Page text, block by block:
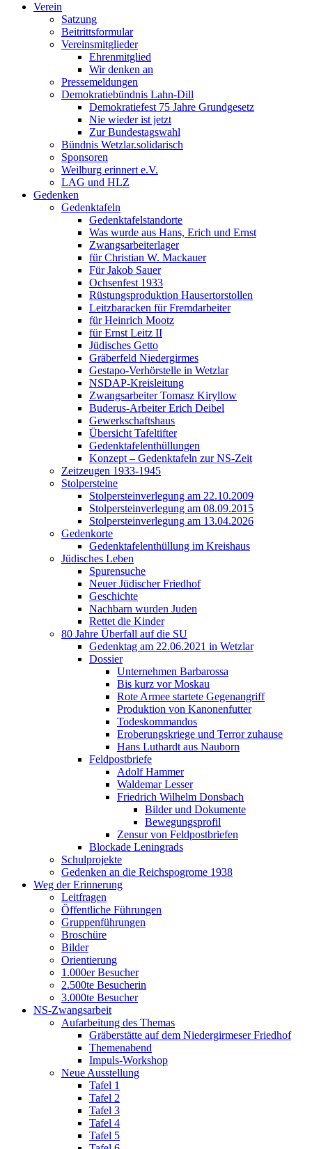
Verein
Satzung
Beitrittsformular
Vereinsmitglieder
Ehrenmitglied
Wir denken an
Pressemeldungen
Demokratiebündnis Lahn-Dill
Demokratiefest 75 Jahre Grundgesetz
Nie wieder ist jetzt
Zur Bundestagswahl
Bündnis Wetzlar.solidarisch
Sponsoren
Weilburg erinnert e.V.
LAG und HLZ
Gedenken
Gedenktafeln
Gedenktafelstandorte
Was wurde aus Hans, Erich und Ernst
Zwangsarbeiterlager
für Christian W. Mackauer
Für Jakob Sauer
Ochsenfest 1933
Rüstungsproduktion Hausertorstollen
Leitzbaracken für Fremdarbeiter
für Heinrich Mootz
für Ernst Leitz II
Jüdisches Getto
Gräberfeld Niedergirmes
Gestapo-Verhörstelle in Wetzlar
NSDAP-Kreisleitung
Zwangsarbeiter Tomasz Kiryllow
Buderus-Arbeiter Erich Deibel
Gewerkschaftshaus
Übersicht Tafeltifter
Gedenktafelenthüllungen
Konzept – Gedenktafeln zur NS-Zeit
Zeitzeugen 1933-1945
Stolpersteine
Stolpersteinverlegung am 22.10.2009
Stolpersteinverlegung am 08.09.2015
Stolpersteinverlegung am 13.04.2026
Gedenkorte
Gedenktafelenthüllung im Kreishaus
Jüdisches Leben
Spurensuche
Neuer Jüdischer Friedhof
Geschichte
Nachbarn wurden Juden
Rettet die Kinder
80 Jahre Überfall auf die SU
Gedenktag am 22.06.2021 in Wetzlar
Dossier
Unternehmen Barbarossa
Bis kurz vor Moskau
Rote Armee startete Gegenangriff
Produktion von Kanonenfutter
Todeskommandos
Eroberungskriege und Terror zuhause
Hans Luthardt aus Nauborn
Feldpostbriefe
Adolf Hammer
Waldemar Lesser
Friedrich Wilhelm Donsbach
Bilder und Dokumente
Bewegungsprofil
Zensur von Feldpostbriefen
Blockade Leningrads
Schulprojekte
Gedenken an die Reichspogrome 1938
Weg der Erinnerung
Leitfragen
Öffentliche Führungen
Gruppenführungen
Broschüre
Bilder
Orientierung
1.000er Besucher
2.500te Besucherin
3.000te Besucher
NS-Zwangsarbeit
Aufarbeitung des Themas
Gräberstätte auf dem Niedergirmeser Friedhof
Themenabend
Impuls-Workshop
Neue Ausstellung
Tafel 1
Tafel 2
Tafel 3
Tafel 4
Tafel 5